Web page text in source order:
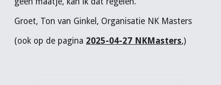
Groet, Ton van Ginkel, Organisatie NK Masters
(ook op de pagina 2025-04-27 NKMasters,)